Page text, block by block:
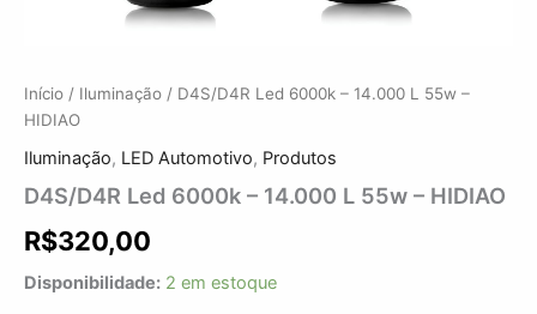
Início / Iluminação / D4S/D4R Led 6000k – 14.000 L 55w –
HIDIAO
Iluminação, LED Automotivo, Produtos
D4S/D4R Led 6000k – 14.000 L 55w – HIDIAO
R$320,00
Disponibilidade: 2 em estoque